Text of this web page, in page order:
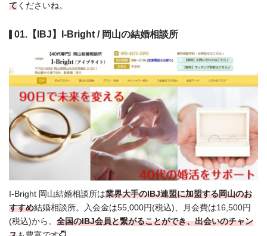
てくださいね。
01.【IBJ】I-Bright / 岡山の結婚相談所
I-Bright 岡山結婚相談所は業界大手のIBJ連盟に加盟する岡山のお
すすめ結婚相談所。入会金は55,000円(税込)、月会費は16,500円
(税込)から。 全国のIBJ会員と繋がることができ、出会いのチャン